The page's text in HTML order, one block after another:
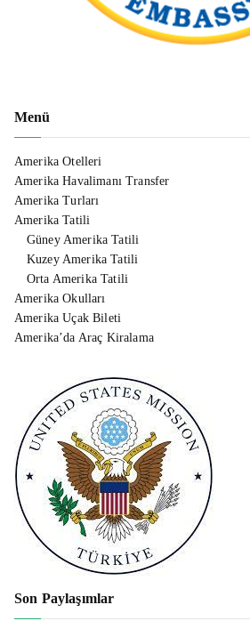
Menü
Amerika Otelleri
Amerika Havalimanı Transfer
Amerika Turları
Amerika Tatili
Güney Amerika Tatili
Kuzey Amerika Tatili
Orta Amerika Tatili
Amerika Okulları
Amerika Uçak Bileti
Amerika’da Araç Kiralama
Son Paylaşımlar